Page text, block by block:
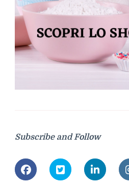
Subscribe and Follow